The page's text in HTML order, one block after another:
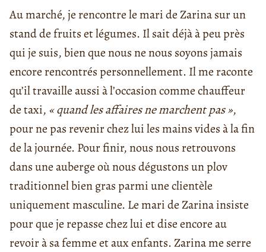
Au marché, je rencontre le mari de Zarina sur un
stand de fruits et légumes. Il sait déjà à peu près
qui je suis, bien que nous ne nous soyons jamais
encore rencontrés personnellement. Il me raconte
qu’il travaille aussi à l’occasion comme chauffeur
de taxi, « quand les affaires ne marchent pas »,
pour ne pas revenir chez lui les mains vides à la fin
de la journée. Pour finir, nous nous retrouvons
dans une auberge où nous dégustons un plov
traditionnel bien gras parmi une clientèle
uniquement masculine. Le mari de Zarina insiste
pour que je repasse chez lui et dise encore au
revoir à sa femme et aux enfants. Zarina me serre